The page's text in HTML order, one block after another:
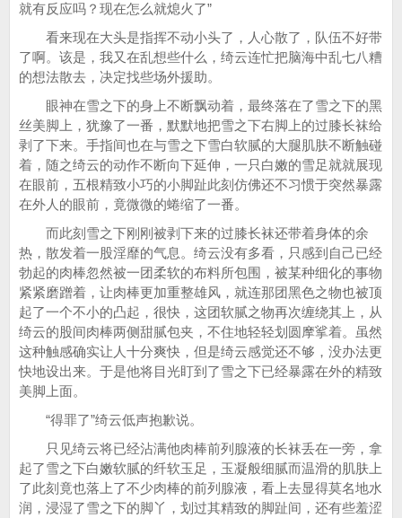
就有反应吗？现在怎么就熄火了”
看来现在大头是指挥不动小头了，人心散了，队伍不好带
了啊。该是，我又在乱想些什么，绮云连忙把脑海中乱七八糟
的想法散去，决定找些场外援助。
眼神在雪之下的身上不断飘动着，最终落在了雪之下的黑
丝美脚上，犹豫了一番，默默地把雪之下右脚上的过膝长袜给
剥了下来。手指间也在与雪之下雪白软腻的大腿肌肤不断触碰
着，随之绮云的动作不断向下延伸，一只白嫩的雪足就就展现
在眼前，五根精致小巧的小脚趾此刻仿佛还不习惯于突然暴露
在外人的眼前，竟微微的蜷缩了一番。
而此刻雪之下刚刚被剥下来的过膝长袜还带着身体的余
热，散发着一股淫靡的气息。绮云没有多看，只感到自己已经
勃起的肉棒忽然被一团柔软的布料所包围，被某种细化的事物
紧紧磨蹭着，让肉棒更加重整雄风，就连那团黑色之物也被顶
起了一个不小的凸起，很快，这团软腻之物再次缠绕其上，从
绮云的股间肉棒两侧甜腻包夹，不住地轻轻划圆摩挲着。虽然
这种触感确实让人十分爽快，但是绮云感觉还不够，没办法更
快地设出来。于是他将目光盯到了雪之下已经暴露在外的精致
美脚上面。
“得罪了”绮云低声抱歉说。
只见绮云将已经沾满他肉棒前列腺液的长袜丢在一旁，拿
起了雪之下白嫩软腻的纤软玉足，玉凝般细腻而温滑的肌肤上
了此刻竟也落上了不少肉棒的前列腺液，看上去显得莫名地水
润，浸湿了雪之下的脚丫，划过其精致的脚趾间，还有些羞涩